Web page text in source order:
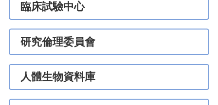
臨床試驗中心
研究倫理委員會
人體生物資料庫